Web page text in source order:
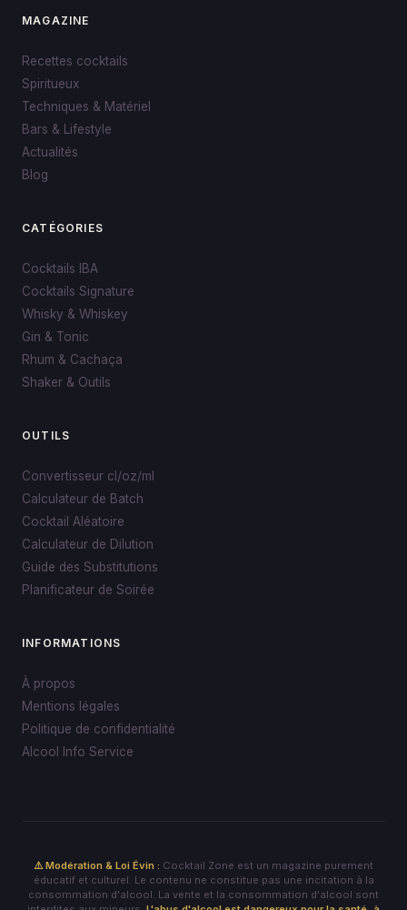
MAGAZINE
Recettes cocktails
Spiritueux
Techniques & Matériel
Bars & Lifestyle
Actualités
Blog
CATÉGORIES
Cocktails IBA
Cocktails Signature
Whisky & Whiskey
Gin & Tonic
Rhum & Cachaça
Shaker & Outils
OUTILS
Convertisseur cl/oz/ml
Calculateur de Batch
Cocktail Aléatoire
Calculateur de Dilution
Guide des Substitutions
Planificateur de Soirée
INFORMATIONS
À propos
Mentions légales
Politique de confidentialité
Alcool Info Service
⚠️ Modération & Loi Évin : Cocktail Zone est un magazine purement
éducatif et culturel. Le contenu ne constitue pas une incitation à la
consommation d'alcool. La vente et la consommation d'alcool sont